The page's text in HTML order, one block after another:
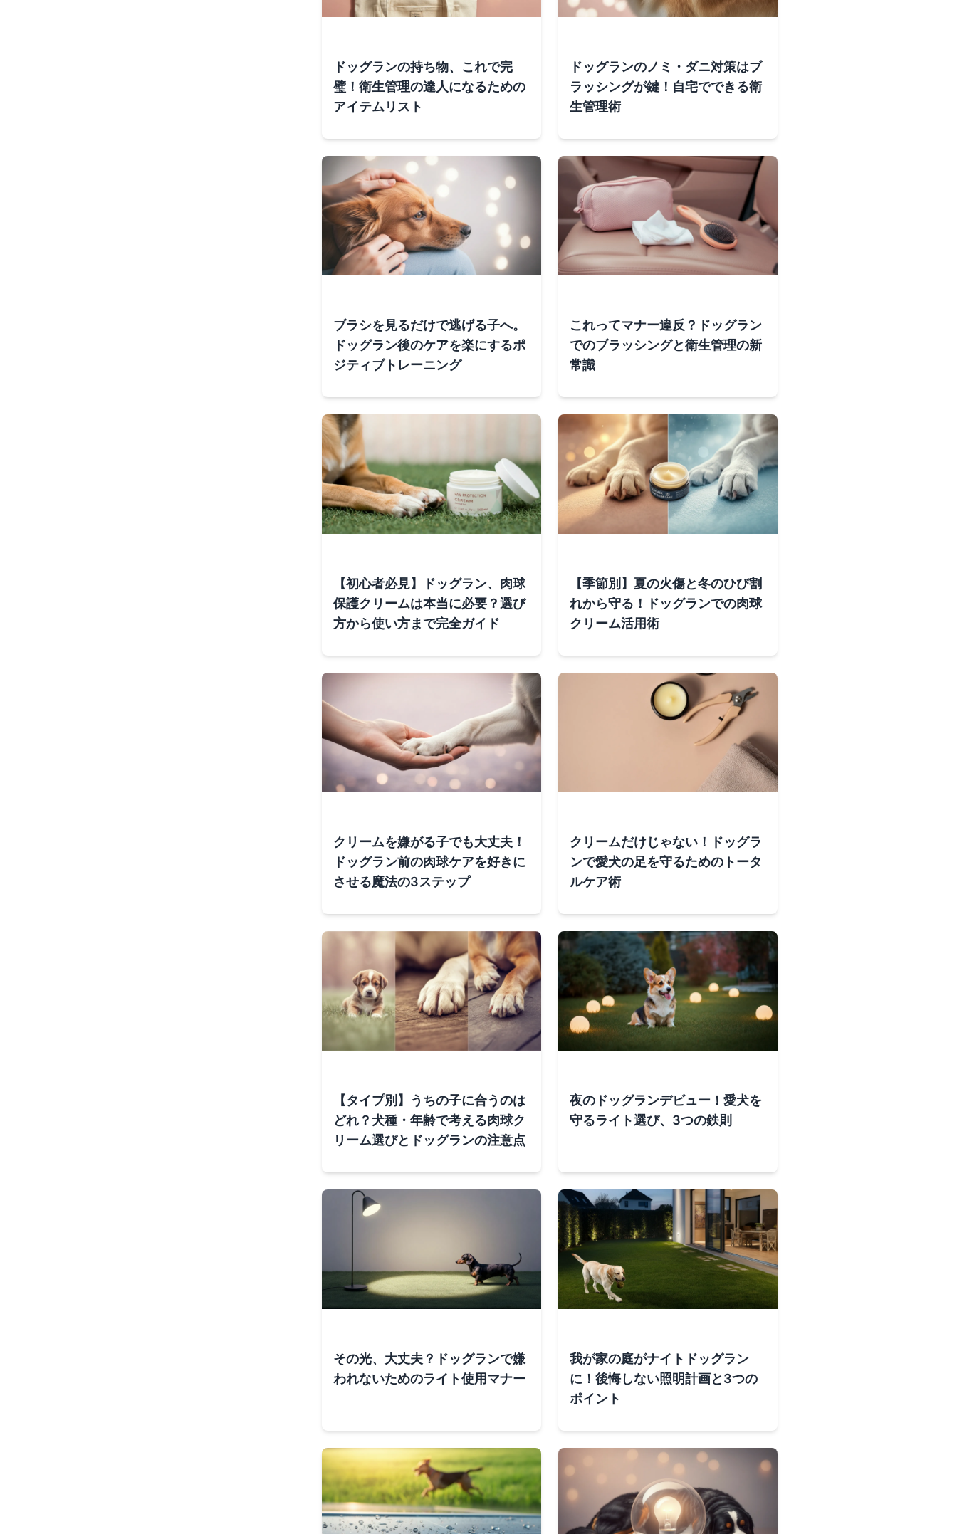
ドッグランの持ち物、これで完
璧！衛生管理の達人になるための
アイテムリスト
ドッグランのノミ・ダニ対策はブ
ラッシングが鍵！自宅でできる衛
生管理術
ブラシを見るだけで逃げる子へ。
ドッグラン後のケアを楽にするポ
ジティブトレーニング
これってマナー違反？ドッグラン
でのブラッシングと衛生管理の新
常識
【初心者必見】ドッグラン、肉球
保護クリームは本当に必要？選び
方から使い方まで完全ガイド
【季節別】夏の火傷と冬のひび割
れから守る！ドッグランでの肉球
クリーム活用術
クリームを嫌がる子でも大丈夫！
ドッグラン前の肉球ケアを好きに
させる魔法の3ステップ
クリームだけじゃない！ドッグラ
ンで愛犬の足を守るためのトータ
ルケア術
【タイプ別】うちの子に合うのは
どれ？犬種・年齢で考える肉球ク
リーム選びとドッグランの注意点
夜のドッグランデビュー！愛犬を
守るライト選び、3つの鉄則
その光、大丈夫？ドッグランで嫌
われないためのライト使用マナー
我が家の庭がナイトドッグラン
に！後悔しない照明計画と3つの
ポイント